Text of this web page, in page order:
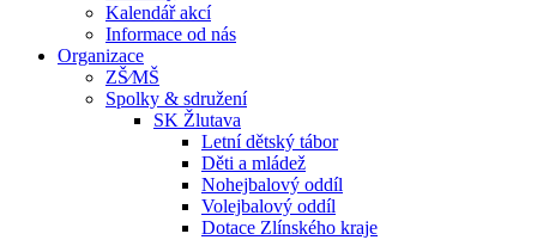
Kalendář akcí
Informace od nás
Organizace
ZŠ⁄MŠ
Spolky & sdružení
SK Žlutava
Letní dětský tábor
Děti a mládež
Nohejbalový oddíl
Volejbalový oddíl
Dotace Zlínského kraje